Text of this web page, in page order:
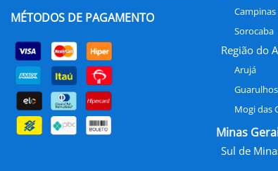
MÉTODOS DE PAGAMENTO
Campinas
Sorocaba
Região do
Arujá
Guarulhos
Mogi das
Minas
Sul de